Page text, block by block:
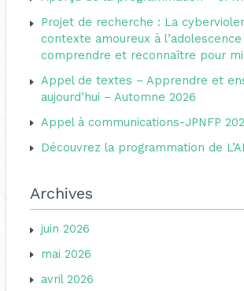
r Projet de recherche : La
contexte amoureux à l’adolescence
comprendre et reconnaître pour
Appel de textes – Apprendre et
aujourd’hui – Automne 2026
Appel à communications-JPNFP
Découvrez la programmation de
Archives
juin 2026
mai 2026
avril 2026
s